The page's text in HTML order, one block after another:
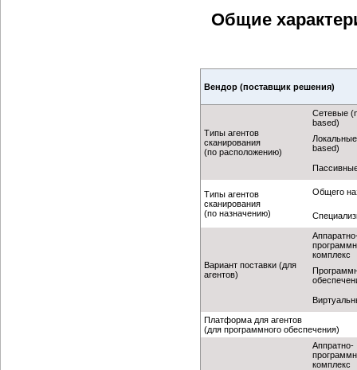
Общие
Вендор (поставщик решения)
Типы агентов
сканирования
(по расположению)
Сетевые
based)
based)
Типы агентов
сканирования
(по назначению)
Общего
Вариант поставки (для
агентов)
комплекс
Платформа для агентов
(для программного обеспечения)
Аппратно-
комплекс